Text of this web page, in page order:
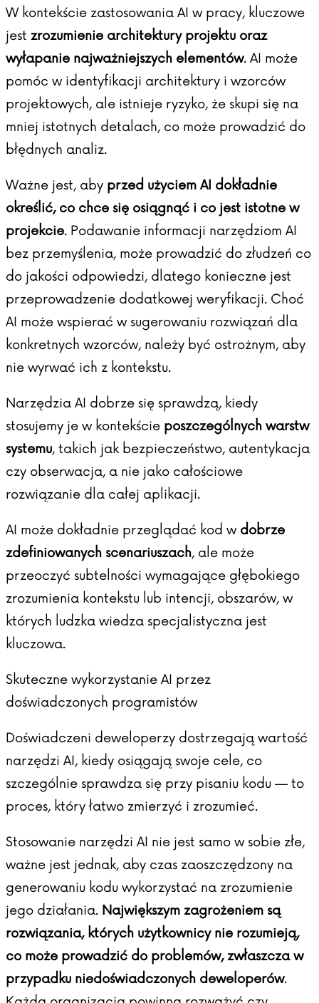
W kontekście zastosowania AI w pracy, kluczowe
jest zrozumienie architektury projektu oraz
wyłapanie najważniejszych elementów. AI może
pomóc w identyfikacji architektury i wzorców
projektowych, ale istnieje ryzyko, że skupi się na
mniej istotnych detalach, co może prowadzić do
błędnych analiz.
Ważne jest, aby przed użyciem AI dokładnie
określić, co chce się osiągnąć i co jest istotne w
projekcie. Podawanie informacji narzędziom AI
bez przemyślenia, może prowadzić do złudzeń co
do jakości odpowiedzi, dlatego konieczne jest
przeprowadzenie dodatkowej weryfikacji. Choć
AI może wspierać w sugerowaniu rozwiązań dla
konkretnych wzorców, należy być ostrożnym, aby
nie wyrwać ich z kontekstu.
Narzędzia AI dobrze się sprawdzą, kiedy
stosujemy je w kontekście poszczególnych warstw
systemu, takich jak bezpieczeństwo, autentykacja
czy obserwacja, a nie jako całościowe
rozwiązanie dla całej aplikacji.
AI może dokładnie przeglądać kod w dobrze
zdefiniowanych scenariuszach, ale może
przeoczyć subtelności wymagające głębokiego
zrozumienia kontekstu lub intencji, obszarów, w
których ludzka wiedza specjalistyczna jest
kluczowa.
Skuteczne wykorzystanie AI przez
doświadczonych programistów
Doświadczeni deweloperzy dostrzegają wartość
narzędzi AI, kiedy osiągają swoje cele, co
szczególnie sprawdza się przy pisaniu kodu — to
proces, który łatwo zmierzyć i zrozumieć.
Stosowanie narzędzi AI nie jest samo w sobie złe,
ważne jest jednak, aby czas zaoszczędzony na
generowaniu kodu wykorzystać na zrozumienie
jego działania. Największym zagrożeniem są
rozwiązania, których użytkownicy nie rozumieją,
co może prowadzić do problemów, zwłaszcza w
przypadku niedoświadczonych deweloperów.